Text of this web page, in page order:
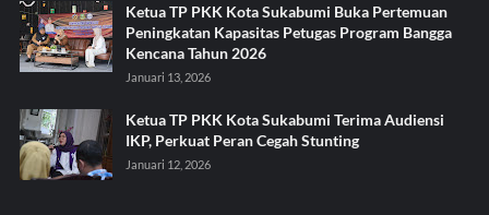
Ketua TP PKK Kota Sukabumi Buka Pertemuan
Peningkatan Kapasitas Petugas Program Bangga
Kencana Tahun 2026
Januari 13, 2026
Ketua TP PKK Kota Sukabumi Terima Audiensi
IKP, Perkuat Peran Cegah Stunting
Januari 12, 2026